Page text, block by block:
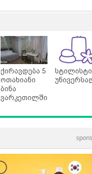
ქირავდება 5
ოთახიანი
ბინა
ვარკეთილში
სტილისტი